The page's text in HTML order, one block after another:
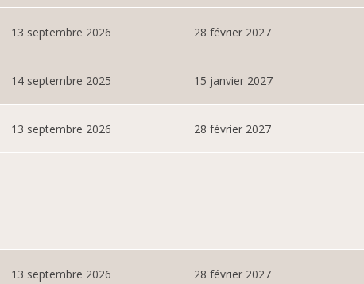
13 septembre 2026 28 février 2027
14 septembre 2025 15 janvier 2027
13 septembre 2026 28 février 2027
13 septembre 2026 28 février 2027